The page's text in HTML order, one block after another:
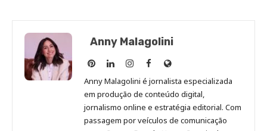
Anny Malagolini
Anny
Malagolini
no
Pinterest
Anny
Malagolini
no
LinkedIn
Anny
Malagolini
no
Instagram
Anny
Malagolini
no
Facebook
Site
de
Anny
Malagolini
Anny Malagolini é jornalista especializada
em produção de conteúdo digital,
jornalismo online e estratégia editorial. Com
passagem por veículos de comunicação